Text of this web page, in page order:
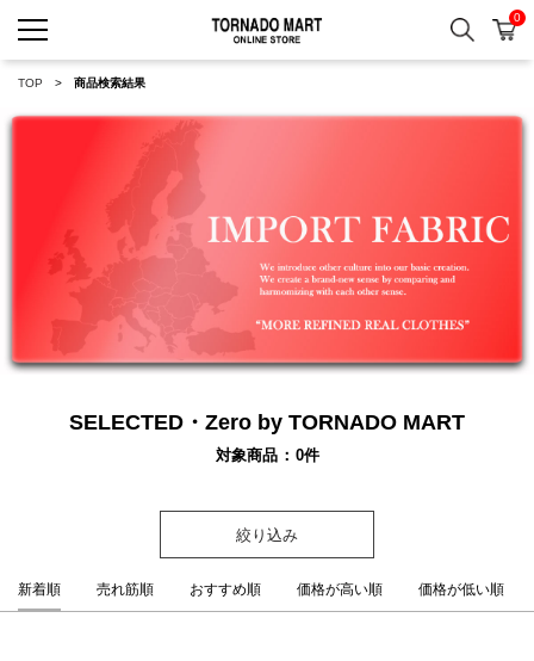
検索 カ
0
TOP 商品検索結果
SELECTED・Zero by TORNADO MART
対象商品 0件
絞り込み
新着順 売れ筋順 おすすめ順 価格が高い順 価格が低い順